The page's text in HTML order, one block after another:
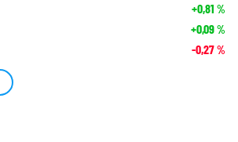
+0,81 %
+0,09%
-0,27%